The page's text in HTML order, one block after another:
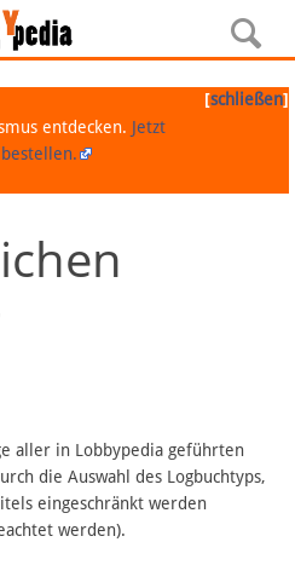
[schließen]
entdecken. Jetzt
aller in Lobbypedia geführten
die Auswahl des Logbuchtyps,
eingeschränkt werden
werden).